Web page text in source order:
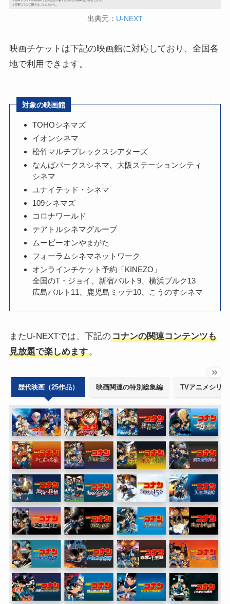
出典元： U-NEXT
映画チケットは下記の映画館に対応しており、全国各
地で利用できます。
対象の映画館
TOHOシネマズ
イオンシネマ
松竹マルチプレックスシアターズ
なんばパークスシネマ、大阪ステーションシティ
シネマ
ユナイテッド・シネマ
109シネマズ
コロナワールド
テアトルシネマグループ
ムービーオンやまがた
フォーラムシネマネットワーク
オンラインチケット予約「KINEZO」
全国のT・ジョイ、新宿バルト9、横浜ブルク13
広島バルト11、鹿児島ミッテ10、こうのすシネマ
またU-NEXTでは、下記のコナンの関連コンテンツも
見放題で楽しめます。
歴代映画（25作品） 映画関連の特別総集編 TVアニメシリ